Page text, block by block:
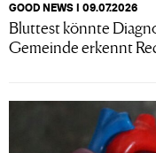
GOOD NEWS I 09.07.2026
Bluttest könnte
Gemeinde erkennt